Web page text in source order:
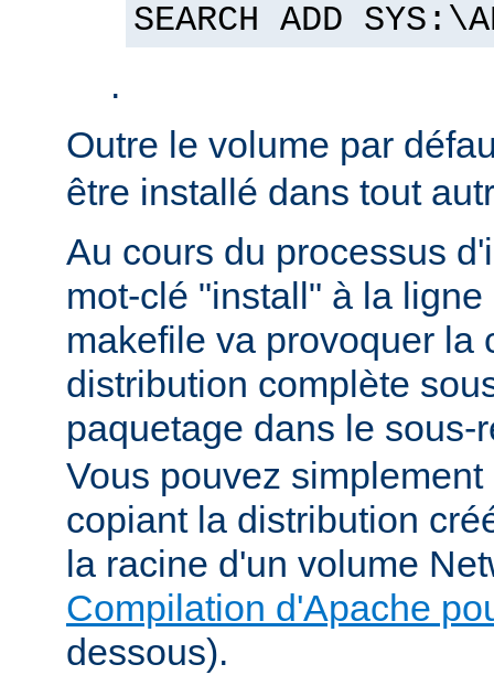
SEARCH ADD
.
Outre le volume par
être installé dans tout
Au cours du processus
mot-clé "install" à la
makefile va provoquer la
distribution complète
paquetage dans le
Vous pouvez
copiant la distribution
la racine d'un volume
Compilation d'Apache
dessous).